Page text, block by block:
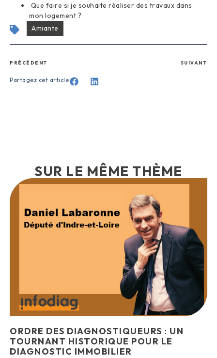
Que faire si je souhaite réaliser des travaux dans
mon logement ?
Amiante
PRÉCÉDENT SUIVANT
Partagez cet article
SUR LE MÊME THÈME
ORDRE DES DIAGNOSTIQUEURS : UN
TOURNANT HISTORIQUE POUR LE
DIAGNOSTIC IMMOBILIER